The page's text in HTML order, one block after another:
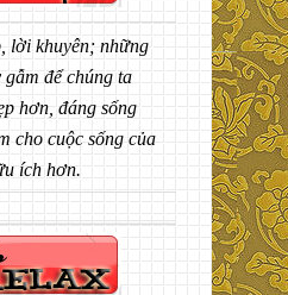
lời khuyên; những
gẫm để chúng ta
hơn, đáng sống
cho cuộc sống của
ích hơn.